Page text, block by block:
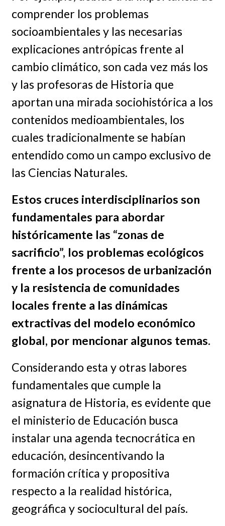
comprender los problemas
socioambientales y las necesarias
explicaciones antrópicas frente al
cambio climático, son cada vez más los
y las profesoras de Historia que
aportan una mirada sociohistórica a los
contenidos medioambientales, los
cuales tradicionalmente se habían
entendido como un campo exclusivo de
las Ciencias Naturales.
Estos cruces interdisciplinarios son
fundamentales para abordar
históricamente las “zonas de
sacrificio”, los problemas ecológicos
frente a los procesos de urbanización
y la resistencia de comunidades
locales frente a las dinámicas
extractivas del modelo económico
global, por mencionar algunos temas.
Considerando esta y otras labores
fundamentales que cumple la
asignatura de Historia, es evidente que
el ministerio de Educación busca
instalar una agenda tecnocrática en
educación, desincentivando la
formación crítica y propositiva
respecto a la realidad histórica,
geográfica y sociocultural del país.